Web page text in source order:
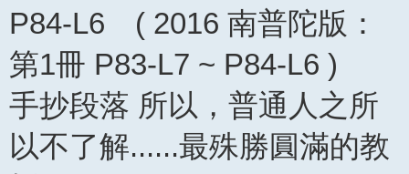
P84-L6 ( 2016 南普陀版：
第1冊 P83-L7 ~ P84-L6 )
手抄段落 所以，普通人之所
以不了解......最殊勝圓滿的教